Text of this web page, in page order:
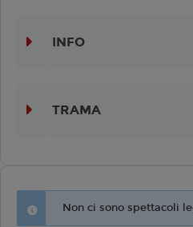
INFO
TRAMA
Non ci sono spettacoli